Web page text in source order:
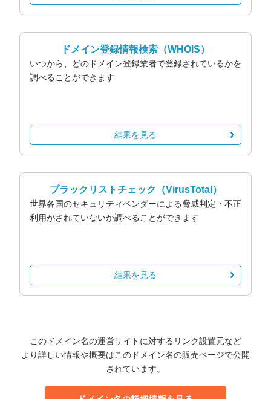
ドメイン登録情報検索 （WHOIS）
いつから、どのドメイン登録業者で登録されているかを
調べることができます
結果を見る
ブラックリストチェック （VirusTotal）
世界各国のセキュリティベンダーによる脅威判定・不正
利用がされていないか調べることができます
結果を見る
このドメイン名の運営サイトに対するリンク設置元など
より詳しい情報や概要はこのドメイン名の販売ページで公開
されています。